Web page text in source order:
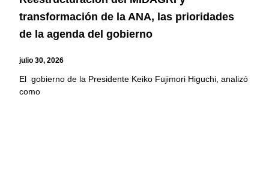
transformación de la ANA, las prioridades
de la agenda del gobierno
julio 30, 2026
El gobierno de la Presidente Keiko Fujimori Higuchi, analizó
como